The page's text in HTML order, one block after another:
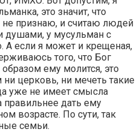
это значит, что
не признаю, и считаю людей
у мусульман с
если я может и крещеная,
того, что Бог
ему молится, это
церковь, ни мечеть такие
уже не имеет смысла
правильнее дать ему
возрасте. По сути, так
семьи.